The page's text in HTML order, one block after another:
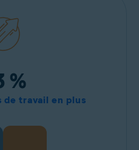
%
de travail en plus